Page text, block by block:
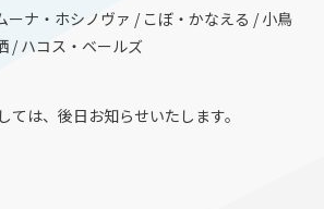
ーナ・ホシノヴァ / こぼ・かなえる / 小鳥
/ ハコス・ベールズ
ては、後日お知らせいたします。